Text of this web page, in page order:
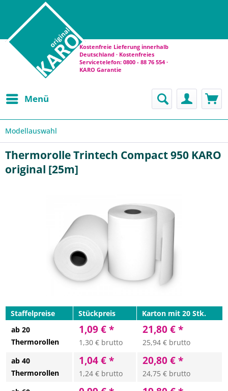
Kostenfreie Lieferung innerhalb
Deutschland · Kostenfreies
Servicetelefon: 0800 - 88 76 554 ·
KARO Garantie
Menü
Modellauswahl
Thermorolle Trintech Compact 950 KARO
original [25m]
Staffelpreise Stückpreis
Karton mit 20 Stk.
ab 20
Thermorollen
1,09 € *
1,30 € brutto
21,80 € *
25,94 € brutto
ab 40
Thermorollen
1,04 € *
1,24 € brutto
20,80 € *
24,75 € brutto